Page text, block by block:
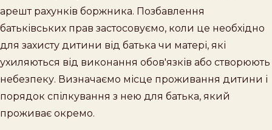
арешт рахунків боржника. Позбавлення
батьківських прав застосовуємо, коли це необхідно
для захисту дитини від батька чи матері, які
ухиляються від виконання обов'язків або створюють
небезпеку. Визначаємо місце проживання дитини і
порядок спілкування з нею для батька, який
проживає окремо.